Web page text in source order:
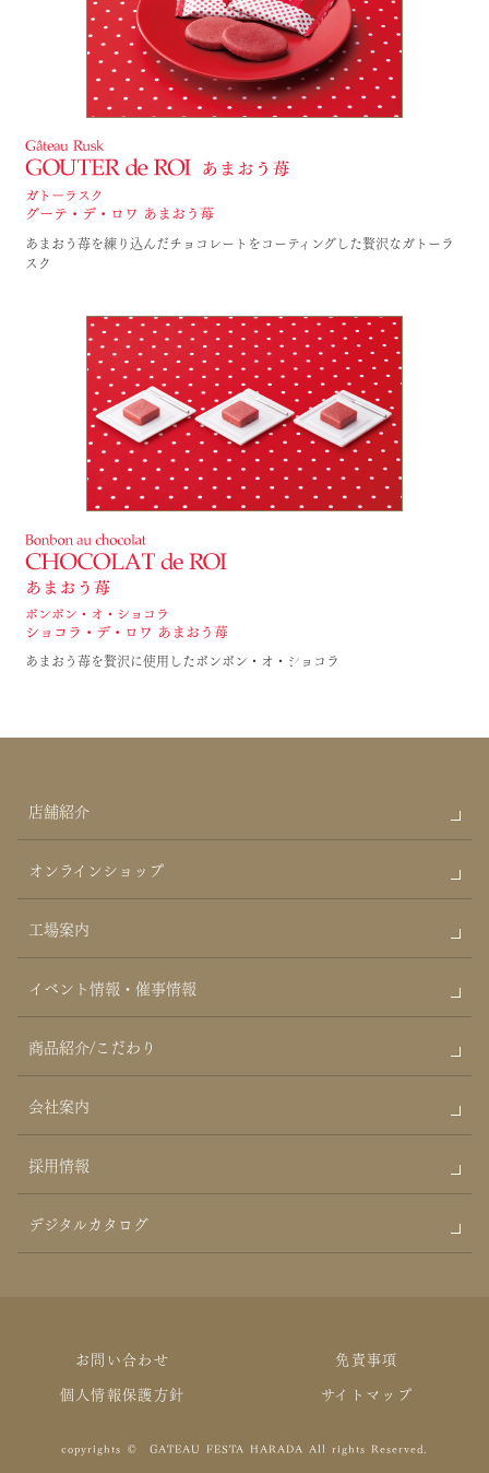
あまおう苺を練り込んだチョコレートをコーティングした贅沢なガトーラ
スク
あまおう苺を贅沢に使用したボンボン・オ・ショコラ
店舗紹介
オンラインショップ
工場案内
イベント情報・催事情報
商品紹介/こだわり
会社案内
採用情報
デジタルカタログ
お問い合わせ
免責事項
個人情報保護方針
サイトマップ
copyrights © GATEAU FESTA HARADA All rights Reserved.